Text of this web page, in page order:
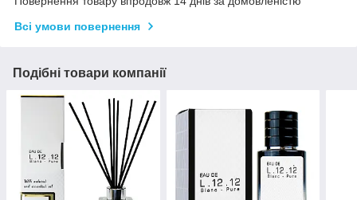
Всі умови повернення
Подібні товари компанії